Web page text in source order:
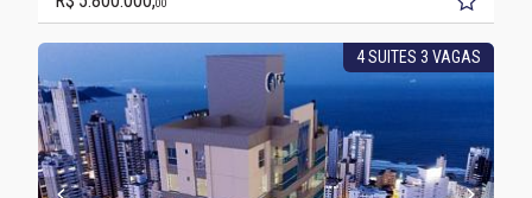
00
4 SUITES 3 VAGAS